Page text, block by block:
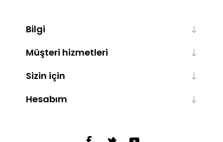
Bilgi
Müşteri hizmetleri
Sizin için
Hesabım